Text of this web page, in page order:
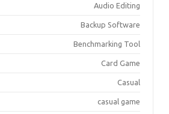
Audio Editing
Backup Software
Benchmarking Tool
Card Game
Casual
casual game